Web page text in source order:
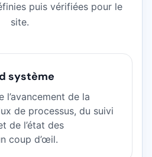
puis vérifiées pour le
site.
système
l’avancement de la
de processus, du suivi
de l’état des
coup d’œil.